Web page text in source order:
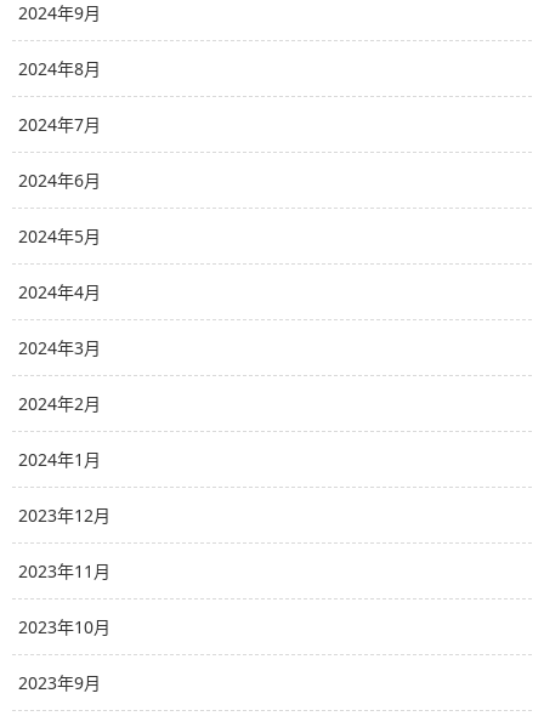
2024年9月
2024年8月
2024年7月
2024年6月
2024年5月
2024年4月
2024年3月
2024年2月
2024年1月
2023年12月
2023年11月
2023年10月
2023年9月